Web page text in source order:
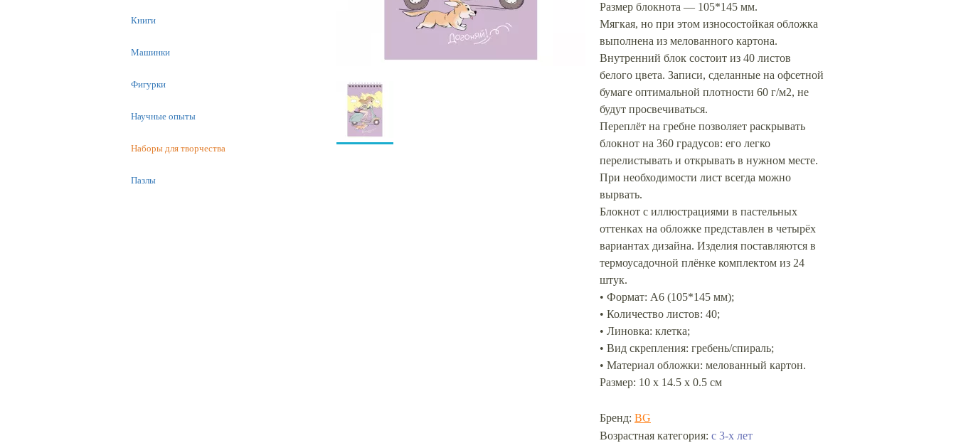
Размер блокнота — 105*145 мм.
Мягкая, но при этом износостойкая обложка
выполнена из мелованного картона.
Внутренний блок состоит из 40 листов
белого цвета. Записи, сделанные на офсетной
бумаге оптимальной плотности 60 г/м2, не
будут просвечиваться.
Переплёт на гребне позволяет раскрывать
блокнот на 360 градусов: его легко
перелистывать и открывать в нужном месте.
При необходимости лист всегда можно
вырвать.
Блокнот с иллюстрациями в пастельных
оттенках на обложке представлен в четырёх
вариантах дизайна. Изделия поставляются в
термоусадочной плёнке комплектом из 24
штук.
• Формат: А6 (105*145 мм);
• Количество листов: 40;
• Линовка: клетка;
• Вид скрепления: гребень/спираль;
• Материал обложки: мелованный картон.
Размер: 10 х 14.5 х 0.5 см
Бренд: BG
Возрастная категория: с 3-х лет
Книги
Машинки
Фигурки
Научные опыты
Наборы для творчества
Пазлы